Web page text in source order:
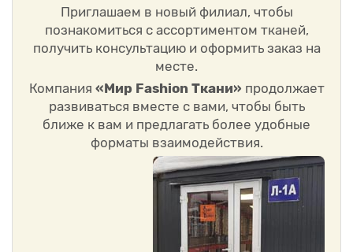
Приглашаем в новый филиал, чтобы
познакомиться с ассортиментом тканей,
получить консультацию и оформить заказ на
месте.
Компания «Мир Fashion Ткани» продолжает
развиваться вместе с вами, чтобы быть
ближе к вам и предлагать более удобные
форматы взаимодействия.